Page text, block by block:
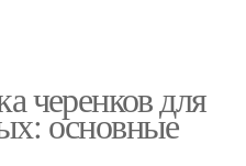
черенков для
основные